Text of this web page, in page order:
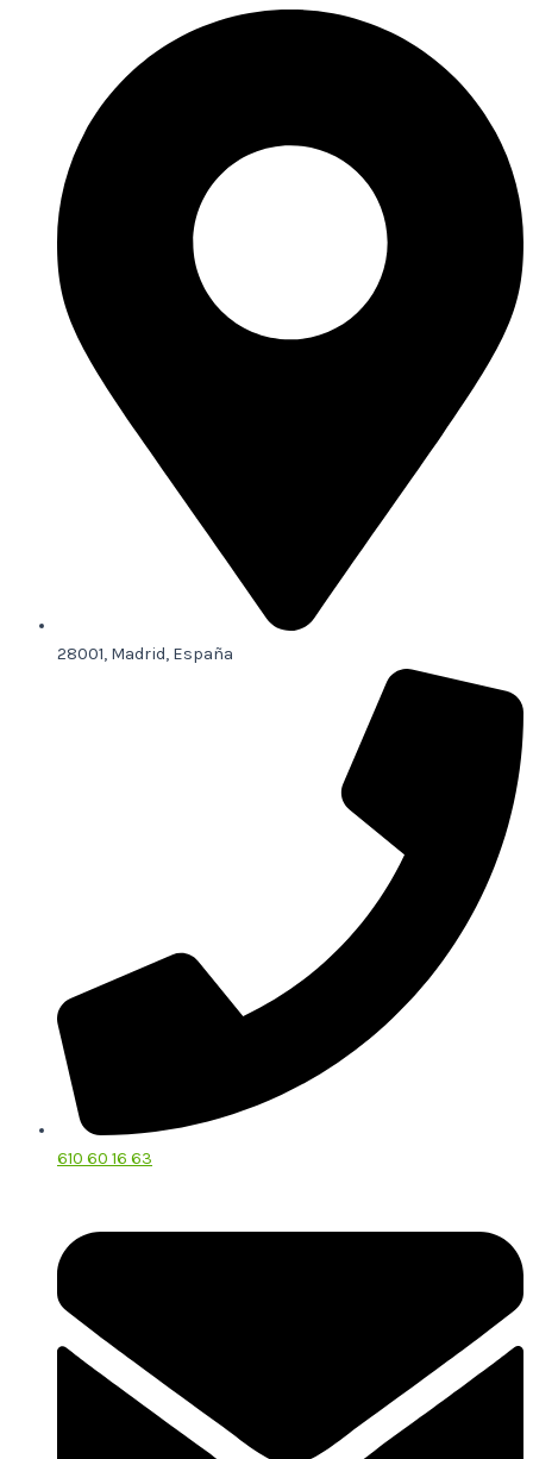
28001, Madrid, España
610 60 16 63